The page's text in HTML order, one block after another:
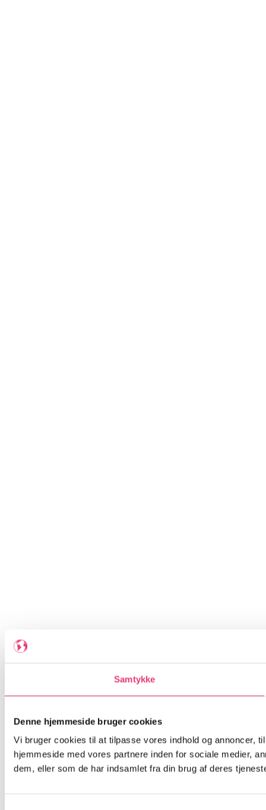
Samtykke
Denne hjemmeside bruger cookies
Vi bruger cookies til at tilpasse vores indhold og annoncer,
hjemmeside med vores partnere inden for sociale medier,
dem, eller som de har indsamlet fra din brug af deres